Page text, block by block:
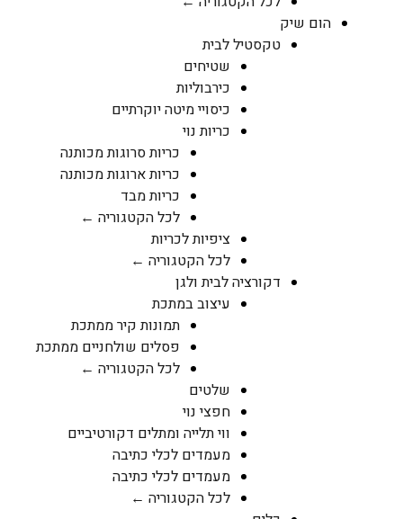
הום שיק
טקסטיל לבית
שטיחים
כירבוליות
כיסויי מיטה יוקרתיים
כריות נוי
כריות סרוגות מכותנה
כריות ארוגות מכותנה
כריות מבד
לכל הקטגוריה ←
ציפיות לכריות
לכל הקטגוריה ←
דקורציה לבית ולגן
עיצוב במתכת
תמונות קיר ממתכת
פסלים שולחניים ממתכת
לכל הקטגוריה ←
שלטים
חפצי נוי
ווי תלייה ומתלים דקורטיביים
מעמדים לכלי כתיבה
מעמדים לכלי כתיבה
לכל הקטגוריה ←